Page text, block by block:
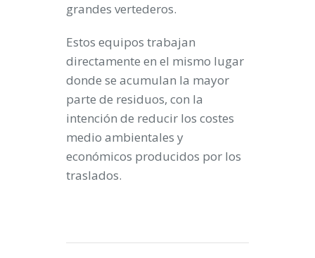
grandes vertederos.
Estos equipos trabajan
directamente en el mismo lugar
donde se acumulan la mayor
parte de residuos, con la
intención de reducir los costes
medio ambientales y
económicos producidos por los
traslados.